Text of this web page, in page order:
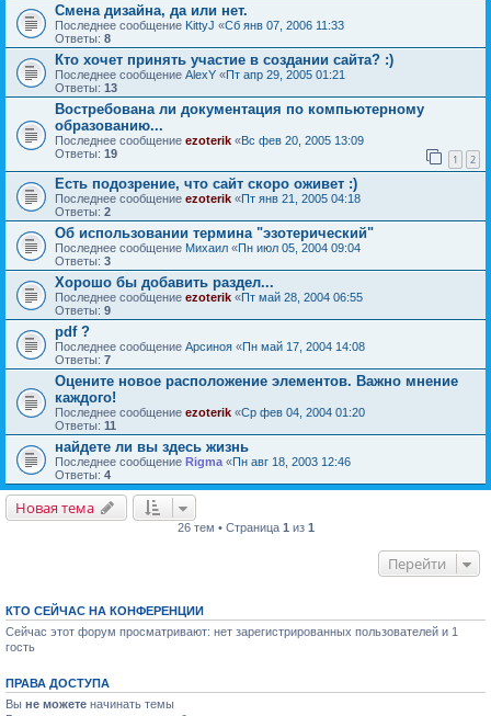
Смена дизайна, да или нет.
Последнее сообщение KittyJ «Сб янв 07, 2006 11:33
Ответы: 8
Кто хочет принять участие в создании сайта? :)
Последнее сообщение AlexY «Пт апр 29, 2005 01:21
Ответы: 13
Востребована ли документация по компьютерному
образованию...
Последнее сообщение ezoterik «Вс фев 20, 2005 13:09
Ответы: 19 1 2
Есть подозрение, что сайт скоро оживет :)
Последнее сообщение ezoterik «Пт янв 21, 2005 04:18
Ответы: 2
Об использовании термина "эзотерический"
Последнее сообщение Михаил «Пн июл 05, 2004 09:04
Ответы: 3
Хорошо бы добавить раздел...
Последнее сообщение ezoterik «Пт май 28, 2004 06:55
Ответы: 9
pdf ?
Последнее сообщение Арсиноя «Пн май 17, 2004 14:08
Ответы: 7
Оцените новое расположение элементов. Важно мнение
каждого!
Последнее сообщение ezoterik «Ср фев 04, 2004 01:20
Ответы: 11
найдете ли вы здесь жизнь
Последнее сообщение Rigma «Пн авг 18, 2003 12:46
Ответы: 4
Новая тема
26 тем • Страница 1 из 1
Перейти
КТО СЕЙЧАС НА КОНФЕРЕНЦИИ
Сейчас этот форум просматривают: нет зарегистрированных пользователей и 1
гость
ПРАВА ДОСТУПА
Вы не можете начинать темы